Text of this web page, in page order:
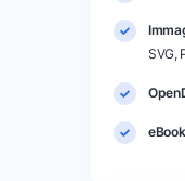
SVG,